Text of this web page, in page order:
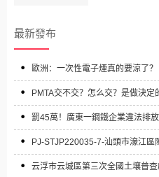
最新發布
歐洲：一次性電子煙真的要涼了？
PMTA交不交？怎么交？是做決定
罰45萬！廣東一鋼鐵企業違法排
PJ-STJP220035-7-汕頭市濠江區
云浮市云城區第三次全國土壤普